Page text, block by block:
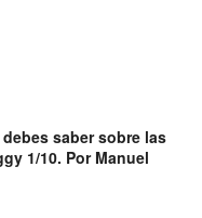
saber sobre las
1/10. Por Manuel